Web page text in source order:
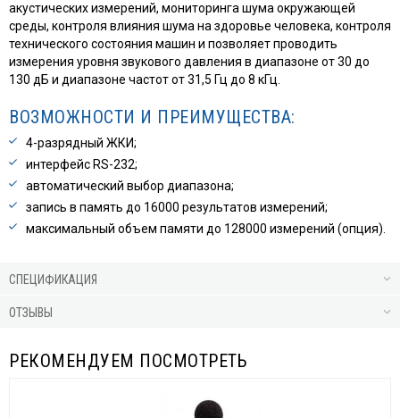
акустических измерений, мониторинга шума окружающей
среды, контроля влияния шума на здоровье человека, контроля
технического состояния машин и позволяет проводить
измерения уровня звукового давления в диапазоне от 30 до
130 дБ и диапазоне частот от 31,5 Гц до 8 кГц.
ВОЗМОЖНОСТИ И ПРЕИМУЩЕСТВА:
4-разрядный ЖКИ;
интерфейс RS-232;
автоматический выбор диапазона;
запись в память до 16000 результатов измерений;
максимальный объем памяти до 128000 измерений (опция).
СПЕЦИФИКАЦИЯ
ОТЗЫВЫ
РЕКОМЕНДУЕМ ПОСМОТРЕТЬ